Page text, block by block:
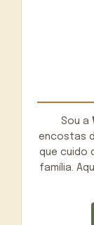
Sou a
encostas
que cuido
família.